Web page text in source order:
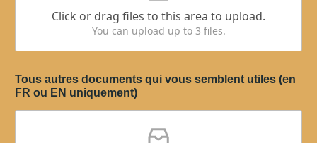
Click or drag files to this area to upload.
You can upload up to 3 files.
Tous autres documents qui vous semblent utiles (en
FR ou EN uniquement)